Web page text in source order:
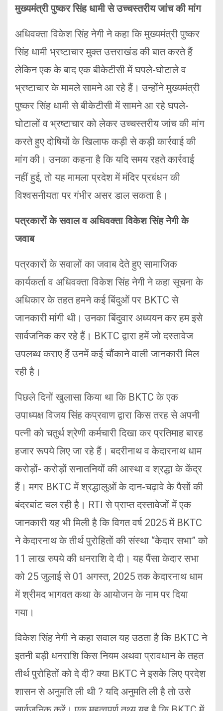
मुख्यमंत्री पुष्कर सिंह धामी से उच्चस्तरीय जांच की मांग
अधिवक्ता विकेश सिंह नेगी ने कहा कि मुख्यमंत्री पुष्कर
सिंह धामी भ्रष्टाचार मुक्त उत्तराखंड की बात करते हैं
लेकिन एक के बाद एक बीकेटीसी में घपले-घोटाले व
भ्रष्टाचार के मामले सामने आ रहे हैं। उन्होंने मुख्यमंत्री
पुष्कर सिंह धामी से बीकेटीसी में सामने आ रहे घपले-
घोटालों व भ्रष्टाचार को लेकर उच्चस्तरीय जांच की मांग
करते हुए दोषियों के खिलाफ कड़ी से कड़ी कार्रवाई की
मांग की। उनका कहना है कि यदि समय रहते कार्रवाई
नहीं हुई, तो यह मामला प्रदेश में मंदिर प्रबंधन की
विश्वसनीयता पर गंभीर असर डाल सकता है।
पत्रकारों के सवाल व अधिवक्ता विकेश सिंह नेेगी के
जवाब
पत्रकारों के सवालों का जवाब देते हुए सामाजिक
कार्यकर्ता व अधिवक्ता विकेश सिंह नेगी ने कहा सूचना के
अधिकार के तहत हमने कई बिंदुओं पर BKTC से
जानकारी मांगी थी। उनका बिंदुवार अध्ययन कर हम इसे
सार्वजनिक कर रहे हैं। BKTC द्वारा हमें जो दस्तावेज
उपलब्ध कराए हैं उनमें कई चौंकाने वाली जानकारी मिल
रही है।
पिछले दिनों खुलासा किया था कि BKTC के एक
उपाध्यक्ष विजय सिंह कप्रवाण द्वारा किस तरह से अपनी
पत्नी को चतुर्थ श्रेणी कर्मचारी दिखा कर प्रतिमाह बारह
हजार रूपये लिए जा रहे हैं। बदरीनाथ व केदारनाथ धाम
करोड़ों- करोड़ों सनातनियों की आस्था व श्रद्धा के केंद्र
हैं। मगर BKTC में श्रद्धालुओं के दान-चढ़ावे के पैसों की
बंदरबांट चल रही है। RTI से प्राप्त दस्तावेजों में एक
जानकारी यह भी मिली है कि विगत वर्ष 2025 में BKTC
ने केदारनाथ के तीर्थ पुरोहितों की संस्था “केदार सभा” को
11 लाख रुपये की धनराशि दे दी। यह पैंसा केदार सभा
को 25 जुलाई से 01 अगस्त, 2025 तक केदारनाथ धाम
में श्रीमद भागवत कथा के आयोजन के नाम पर दिया
गया।
विकेश सिंह नेगी ने कहा सवाल यह उठता है कि BKTC ने
इतनी बड़ी धनराशि किस नियम अथवा प्रावधान के तहत
तीर्थ पुरोहितों को दे दी? क्या BKTC ने इसके लिए प्रदेश
शासन से अनुमति ली थी ? यदि अनुमति ली है तो उसे